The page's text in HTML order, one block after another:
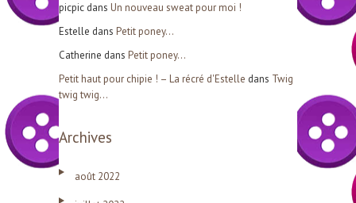
picpic dans Un nouveau sweat pour moi !
Estelle dans Petit poney…
Catherine dans Petit poney…
Petit haut pour chipie ! – La récré d'Estelle dans Twig
twig twig…
Archives
août 2022